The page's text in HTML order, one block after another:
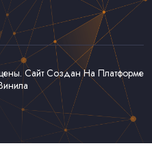
Сайт Создан На Платформе